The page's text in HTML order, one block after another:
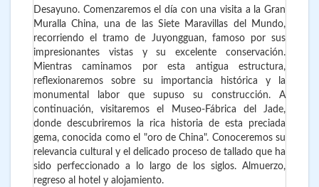
Desayuno. Comenzaremos el día con una visita a la Gran
Muralla China, una de las Siete Maravillas del Mundo,
recorriendo el tramo de Juyongguan, famoso por sus
impresionantes vistas y su excelente conservación.
Mientras caminamos por esta antigua estructura,
reflexionaremos sobre su importancia histórica y la
monumental labor que supuso su construcción. A
continuación, visitaremos el Museo-Fábrica del Jade,
donde descubriremos la rica historia de esta preciada
gema, conocida como el "oro de China". Conoceremos su
relevancia cultural y el delicado proceso de tallado que ha
sido perfeccionado a lo largo de los siglos. Almuerzo,
regreso al hotel y alojamiento.